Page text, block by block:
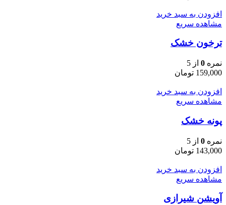
افزودن به سبد خرید
مشاهده سریع
ترخون خشک
نمره 0 از 5
159,000 تومان
افزودن به سبد خرید
مشاهده سریع
پونه خشک
نمره 0 از 5
143,000 تومان
افزودن به سبد خرید
مشاهده سریع
آویشن شیرازی